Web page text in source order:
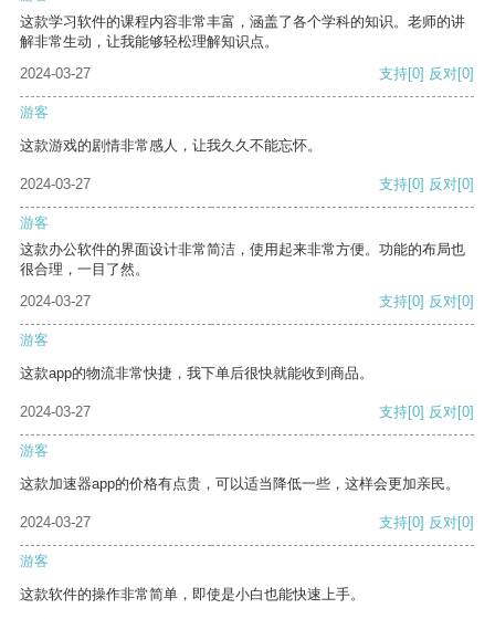
这款学习软件的课程内容非常丰富，涵盖了各个学科的知识。老师的讲
解非常生动，让我能够轻松理解知识点。
2024-03-27
支持[0] 反对[0]
游客
这款游戏的剧情非常感人，让我久久不能忘怀。
2024-03-27 支持[0] 反对[0]
游客
这款办公软件的界面设计非常简洁，使用起来非常方便。功能的布局也
很合理，一目了然。
2024-03-27
支持[0] 反对[0]
游客
这款app的物流非常快捷，我下单后很快就能收到商品。
2024-03-27 支持[0] 反对[0]
游客
这款加速器app的价格有点贵，可以适当降低一些，这样会更加亲民。
2024-03-27 支持[0] 反对[0]
游客
这款软件的操作非常简单，即使是小白也能快速上手。